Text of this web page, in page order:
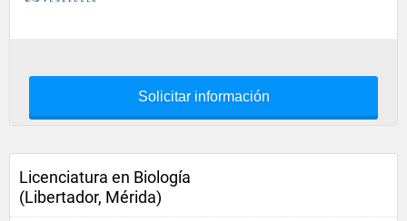
Solicitar información
Licenciatura en Biología
(Libertador, Mérida)